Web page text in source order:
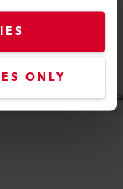
ONLY
DE LA